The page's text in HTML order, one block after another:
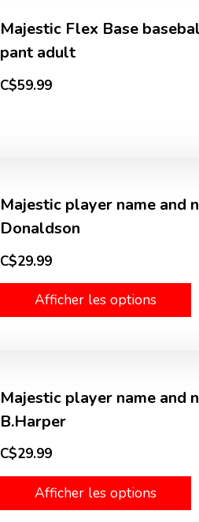
Majestic Flex Base
pant adult
C$59.99
Majestic player name and
Donaldson
C$29.99
Afficher les options
Majestic player name
B.Harper
C$29.99
Afficher les options